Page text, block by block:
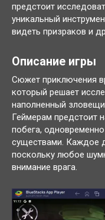
предстоит
уникальный
видеть призраков и
Описание игры
Сюжет приключения
который решает
наполненный
Геймерам предстоит
побега,
существами. Каждое
поскольку любое
внимание врага.